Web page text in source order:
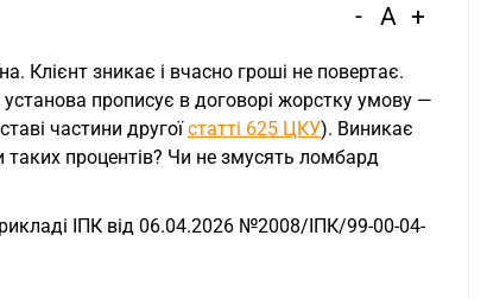
- A +
Клієнт зникає і вчасно гроші не повертає.
прописує в договорі жорстку умову —
частини другоїстатті 625 ЦКУ). Виникає
процентів? Чи не змусять ломбард
ІПК від 06.04.2026 №2008/ІПК/99-00-04-